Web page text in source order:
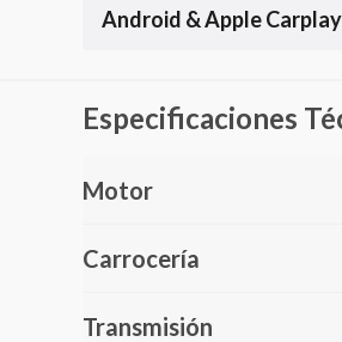
Android & Apple Carplay
Especificaciones
Motor
Carrocería
Transmisión